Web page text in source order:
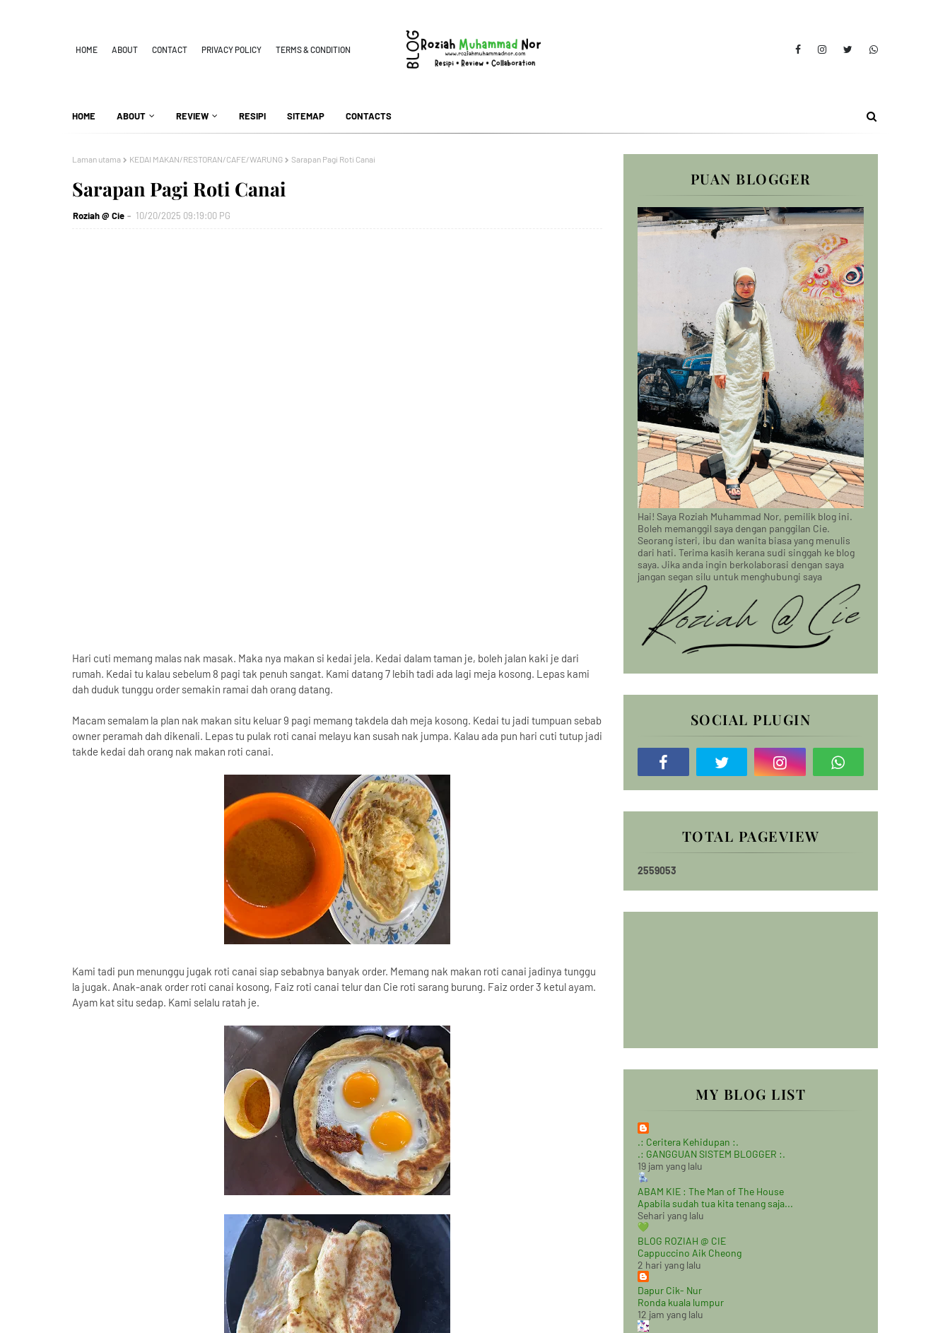
HOME ABOUT CONTACT PRIVACY POLICY TERMS & CONDITION
HOME ABOUT REVIEW RESIPI SITEMAP CONTACTS
Laman utama KEDAI MAKAN/RESTORAN/CAFE/WARUNG Sarapan Pagi Roti Canai
Sarapan Pagi Roti Canai
Roziah @ Cie 10/20/2025 09:19:00 PG
Hari cuti memang malas nak masak. Maka nya makan si kedai jela. Kedai dalam taman je, boleh jalan kaki je dari
rumah. Kedai tu kalau sebelum 8 pagi tak penuh sangat. Kami datang 7 lebih tadi ada lagi meja kosong. Lepas kami
dah duduk tunggu order semakin ramai dah orang datang.
Macam semalam la plan nak makan situ keluar 9 pagi memang takdela dah meja kosong. Kedai tu jadi tumpuan sebab
owner peramah dah dikenali. Lepas tu pulak roti canai melayu kan susah nak jumpa. Kalau ada pun hari cuti tutup jadi
takde kedai dah orang nak makan roti canai.
Kami tadi pun menunggu jugak roti canai siap sebabnya banyak order. Memang nak makan roti canai jadinya tunggu
la jugak. Anak-anak order roti canai kosong, Faiz roti canai telur dan Cie roti sarang burung. Faiz order 3 ketul ayam.
Ayam kat situ sedap. Kami selalu ratah je.
PUAN BLOGGER
Hai! Saya Roziah Muhammad Nor, pemilik blog ini.
Boleh memanggil saya dengan panggilan Cie.
Seorang isteri, ibu dan wanita biasa yang menulis
dari hati. Terima kasih kerana sudi singgah ke blog
saya. Jika anda ingin berkolaborasi dengan saya
jangan segan silu untuk menghubungi saya
SOCIAL PLUGIN
TOTAL PAGEVIEW
2559053
MY BLOG LIST
.: Ceritera Kehidupan :.
.: GANGGUAN SISTEM BLOGGER :.
19 jam yang lalu
ABAM KIE : The Man of The House
Apabila sudah tua kita tenang saja...
Sehari yang lalu
BLOG ROZIAH @ CIE
Cappuccino Aik Cheong
2 hari yang lalu
Dapur Cik- Nur
Ronda kuala lumpur
12 jam yang lalu